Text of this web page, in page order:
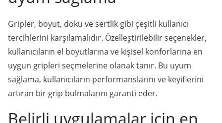
Gripler, boyut, doku ve sertlik gibi çeşitli kullanıcı
tercihlerini karşılamalıdır. Özelleştirilebilir seçenekler,
kullanıcıların el boyutlarına ve kişisel konforlarına en
uygun gripleri seçmelerine olanak tanır. Bu uyum
sağlama, kullanıcıların performanslarını ve keyiflerini
artıran bir grip bulmalarını garanti eder.
Belirli uygulamalar için en